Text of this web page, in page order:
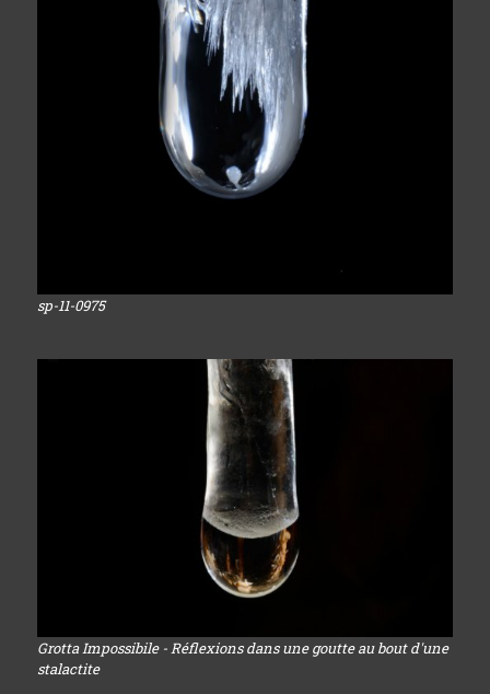
sp-11-0975
Grotta Impossibile - Réflexions dans une goutte au bout d'une
stalactite